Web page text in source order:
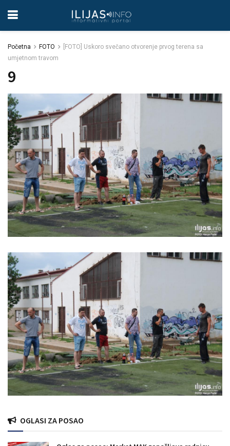
Početna FOTO
[FOTO] Uskoro svečano otvorenje prvog terena sa
umjetnom travom
9
OGLASI ZA POSAO